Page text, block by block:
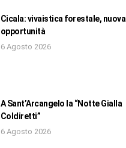
Cicala: vivaistica forestale, nuova
opportunità
6 Agosto 2026
A Sant’Arcangelo la “Notte Gialla
Coldiretti”
6 Agosto 2026